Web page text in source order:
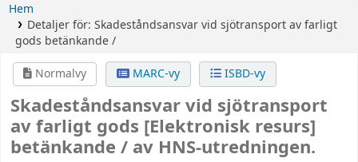
Hem
Detaljer för: Skadeståndsansvar vid sjötransport av farligt
gods betänkande /
Normalvy
MARC-vy ISBD-vy
Skadeståndsansvar vid sjötransport
av farligt gods [Elektronisk resurs]
betänkande / av HNS-utredningen.